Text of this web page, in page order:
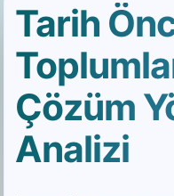
Tarih
Çözüm
Analizi